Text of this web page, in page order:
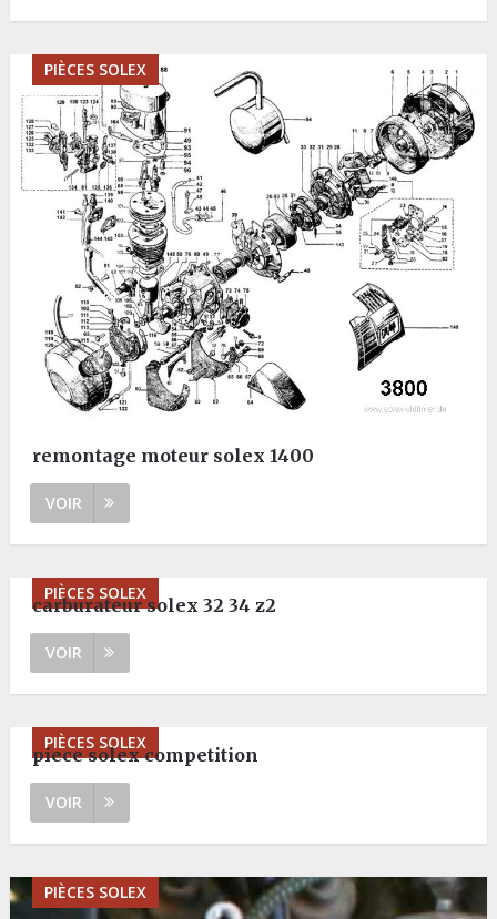
PIÈCES SOLEX
remontage moteur solex 1400
VOIR
PIÈCES SOLEX
carburateur solex 32 34 z2
VOIR
PIÈCES SOLEX
piece solex competition
VOIR
PIÈCES SOLEX